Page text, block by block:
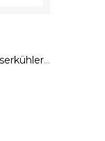
Frontmaske Schlossträger Wasserkühler Lüfter Verstärker Fiat Bravo